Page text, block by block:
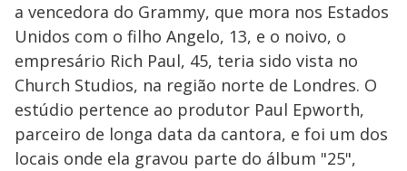
a vencedora do Grammy, que mora nos Estados
Unidos com o filho Angelo, 13, e o noivo, o
empresário Rich Paul, 45, teria sido vista no
Church Studios, na região norte de Londres. O
estúdio pertence ao produtor Paul Epworth,
parceiro de longa data da cantora, e foi um dos
locais onde ela gravou parte do álbum "25",